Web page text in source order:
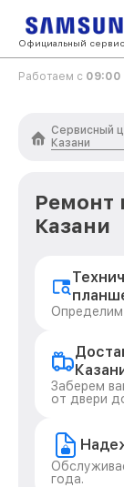
Официальный
Работаем с 09:00
Сервисный
Казани
Ремонт
Казани
Определим
Заберем
от двери
года.